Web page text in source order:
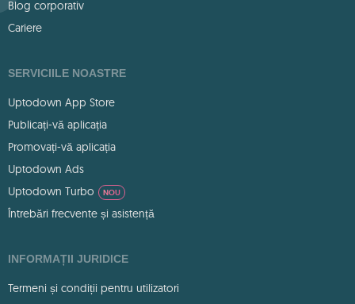
Blog corporativ
Cariere
SERVICIILE NOASTRE
Uptodown App Store
Publicați-vă aplicația
Promovați-vă aplicația
Uptodown Ads
Uptodown Turbo
NOU
Întrebări frecvente și asistență
INFORMAȚII JURIDICE
Termeni și condiții pentru utilizatori